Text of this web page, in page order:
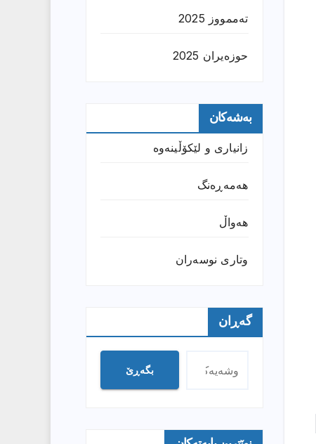
تەممووز 2025
حوزه‌یران 2025
بەشەکان
زانیارى و لێکۆڵینەوە
هەمەڕەنگ
هەواڵ
وتارى نوسەران
گەڕان
بگەڕێ